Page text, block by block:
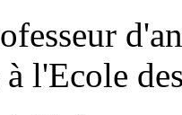
l'Ecole